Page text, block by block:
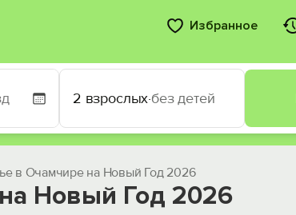
Избранное
2 взрослых·без детей
в Очамчире на Новый Год 2026
Новый Год 2026